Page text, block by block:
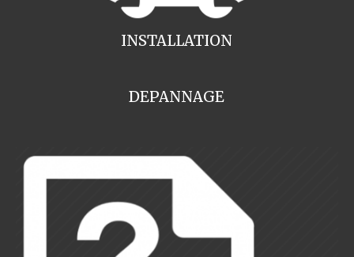
INSTALLATION
DEPANNAGE